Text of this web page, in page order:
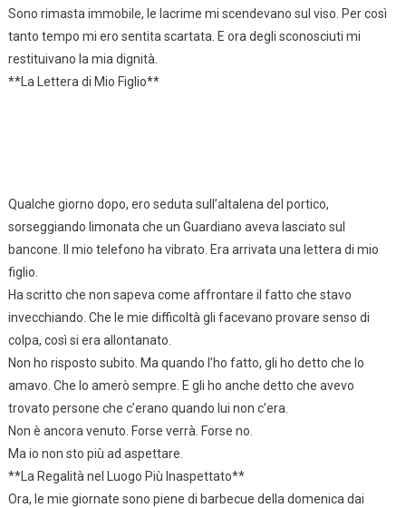
Sono rimasta immobile, le lacrime mi scendevano sul viso. Per così
tanto tempo mi ero sentita scartata. E ora degli sconosciuti mi
restituivano la mia dignità.
**La Lettera di Mio Figlio**
Qualche giorno dopo, ero seduta sull’altalena del portico,
sorseggiando limonata che un Guardiano aveva lasciato sul
bancone. Il mio telefono ha vibrato. Era arrivata una lettera di mio
figlio.
Ha scritto che non sapeva come affrontare il fatto che stavo
invecchiando. Che le mie difficoltà gli facevano provare senso di
colpa, così si era allontanato.
Non ho risposto subito. Ma quando l’ho fatto, gli ho detto che lo
amavo. Che lo amerò sempre. E gli ho anche detto che avevo
trovato persone che c’erano quando lui non c’era.
Non è ancora venuto. Forse verrà. Forse no.
Ma io non sto più ad aspettare.
**La Regalità nel Luogo Più Inaspettato**
Ora, le mie giornate sono piene di barbecue della domenica dai